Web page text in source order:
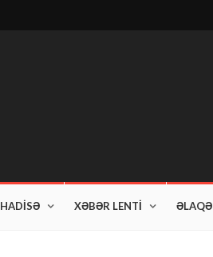
HADİSƏ XƏBƏR LENTİ ƏLAQƏ